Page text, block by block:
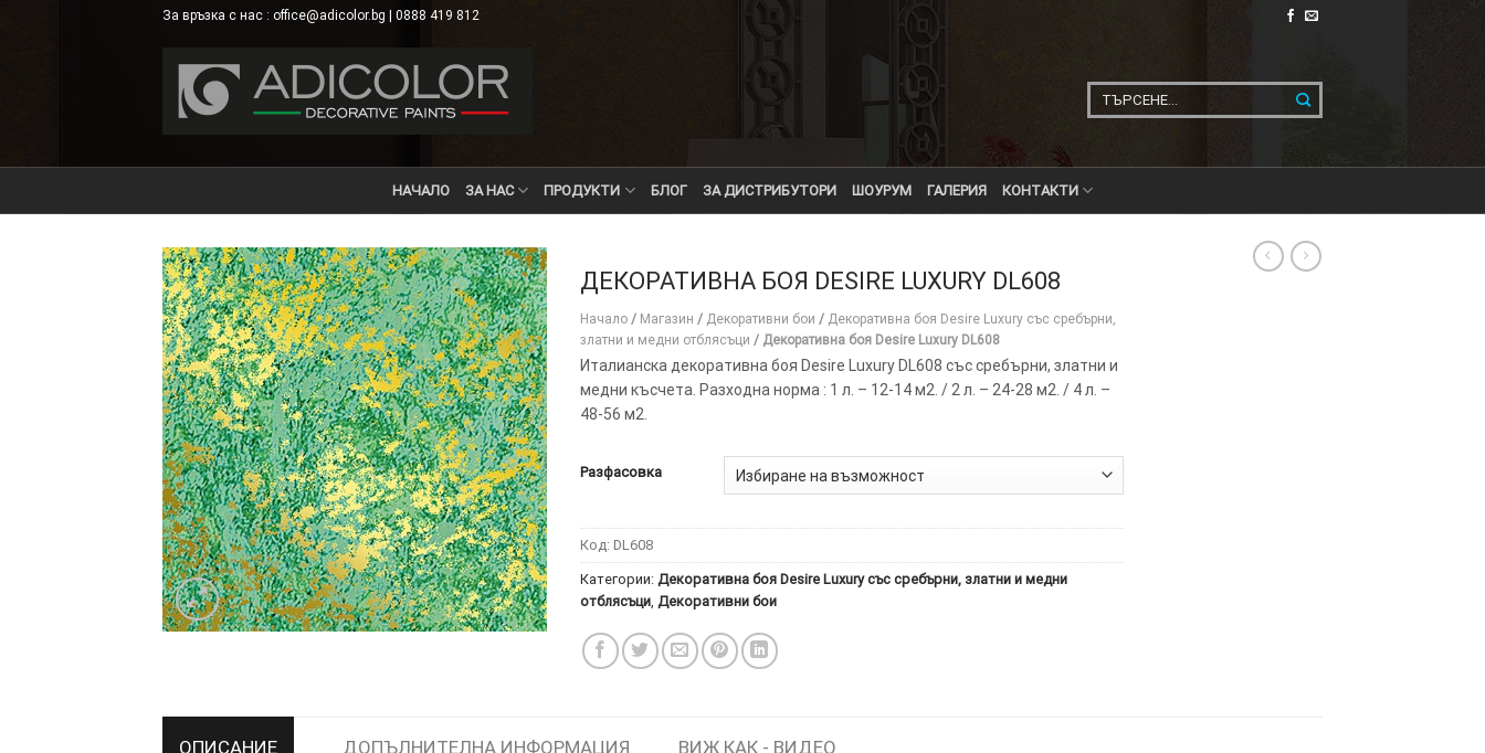
За връзка с нас : office@adicolor.bg | 0888 419 812
за:
НАЧАЛО ЗА НАС ПРОДУКТИ БЛОГ ЗА ДИСТРИБУТОРИ ШОУРУМ ГАЛЕРИЯ КОНТАКТИ
ДЕКОРАТИВНА БОЯ DESIRE LUXURY DL608
Начало / Магазин / Декоративни бои / Декоративна боя Desire Luxury със сребърни,
златни и медни отблясъци / Декоративна боя Desire Luxury DL608
Италианска декоративна боя Desire Luxury DL608 със сребърни, златни и
медни късчета. Разходна норма : 1 л. – 12-14 м2. / 2 л. – 24-28 м2. / 4 л. –
48-56 м2.
Разфасовка
Код: DL608
Категории: Декоративна боя Desire Luxury със сребърни, златни и медни
отблясъци, Декоративни бои
ОПИСАНИЕ ДОПЪЛНИТЕЛНА ИНФОРМАЦИЯ ВИЖ КАК - ВИДЕО
×
НАМЕРИТЕ ТУК.